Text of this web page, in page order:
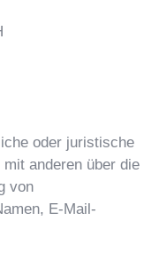
oder juristische
anderen über die
von
E-Mail-